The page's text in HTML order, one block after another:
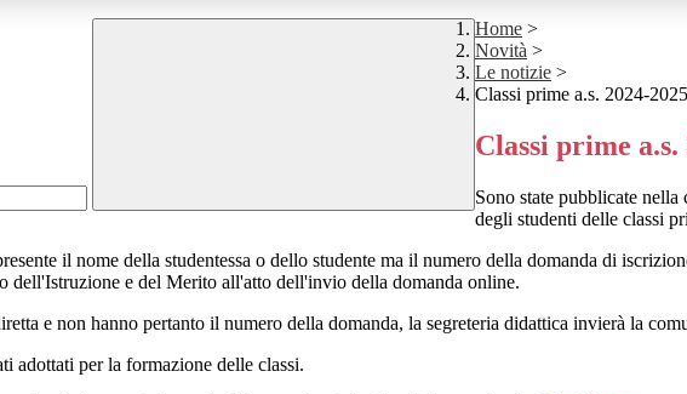
Home >
Novità >
Le notizie >
Classi prime a.s. 2024-2025
Classi prime a.s.
Sono state pubblicate
degli studenti delle classi
il nome della studentessa o dello studente ma il numero della domanda di
e del Merito all'atto dell'invio della domanda online.
e non hanno pertanto il numero della domanda, la segreteria didattica invierà la
adottati per la formazione delle classi.